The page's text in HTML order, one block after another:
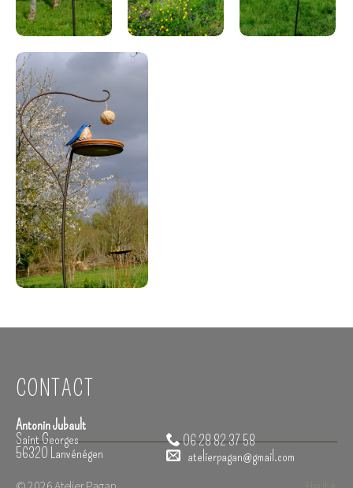
CONTACT
Antonin Jubault
Saint Georges
56320 Lanvénégen
06 28 82 37 58
atelierpagan@gmail.com